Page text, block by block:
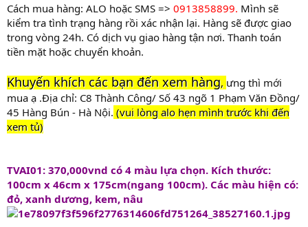
Cách mua hàng: ALO hoặc SMS => 0913858899. Mình sẽ
kiểm tra tình trạng hàng rồi xác nhận lại. Hàng sẽ được giao
trong vòng 24h. Có dịch vụ giao hàng tận nơi. Thanh toán
tiền mặt hoặc chuyển khoản.
Khuyến khích các bạn đến xem hàng, ưng thì mới
mua ạ .Địa chỉ: C8 Thành Công/ Số 43 ngõ 1 Phạm Văn Đồng/
45 Hàng Bún - Hà Nội. (vui lòng alo hẹn mình trước khi đến
xem tủ)
TVAI01: 370,000vnd có 4 màu lựa chọn. Kích thước:
100cm x 46cm x 175cm(ngang 100cm). Các màu hiện có:
đỏ, xanh dương, kem, nâu